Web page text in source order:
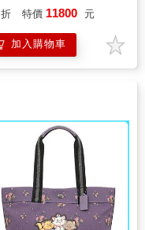
折 特價 11800 元
加入購物車